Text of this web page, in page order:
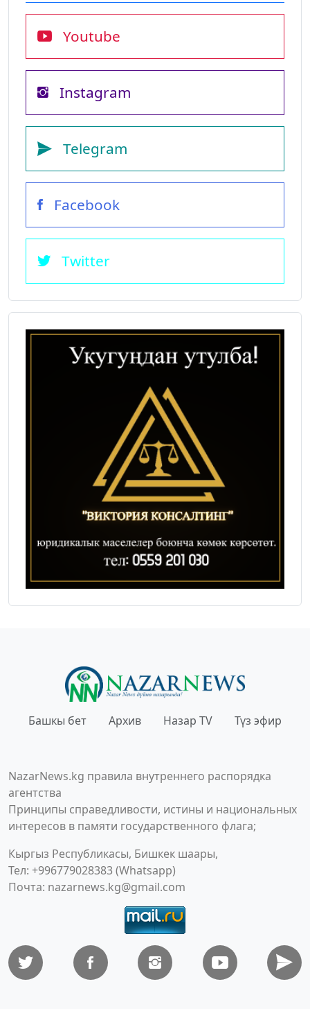
Youtube
Instagram
Telegram
Facebook
Twitter
Башкы бет Архив Назар TV Түз эфир
NazarNews.kg правила внутреннего распорядка
агентства
Принципы справедливости, истины и национальных
интересов в памяти государственного флага;
Кыргыз Республикасы, Бишкек шаары,
Тел: +996779028383 (Whatsapp)
Почта: nazarnews.kg@gmail.com